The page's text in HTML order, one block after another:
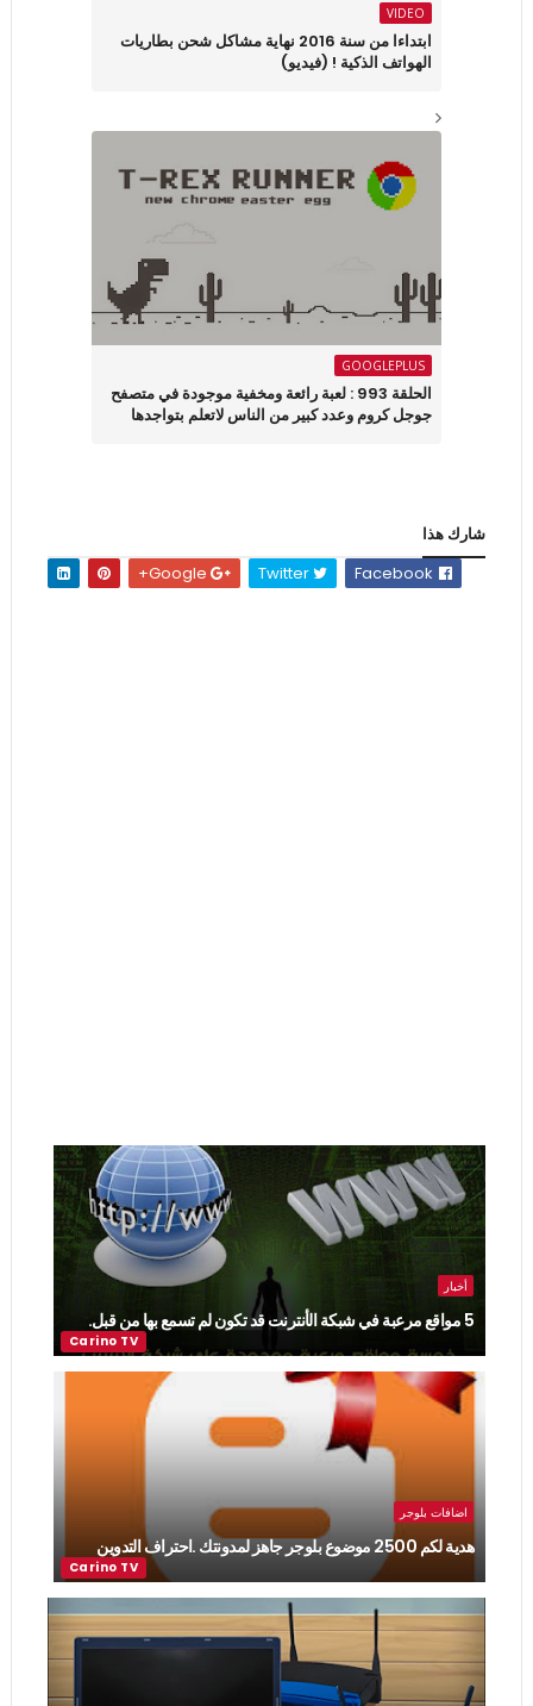
VIDEO
ابتداءا من سنة 2016 نهاية مشاكل شحن بطاريات
الهواتف الذكية ! (فيديو)
GOOGLEPLUS
الحلقة 993 : لعبة رائعة ومخفية موجودة في متصفح
جوجل كروم وعدد كبير من الناس لاتعلم بتواجدها
شارك هذا
Twitter
أخبار
5 مواقع مرعبة في شبكة الأنترنت قد تكون لم تسمع بها من قبل.
اضافات بلوجر
هدية لكم 2500 موضوع بلوجر جاهز لمدونتك .احتراف التدوين